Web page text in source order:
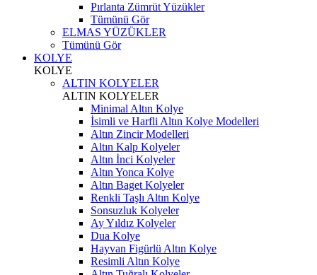
Pırlanta Zümrüt Yüzükler
Tümünü Gör
ELMAS YÜZÜKLER
Tümünü Gör
KOLYE
KOLYE
ALTIN KOLYELER
ALTIN KOLYELER
Minimal Altın Kolye
İsimli ve Harfli Altın Kolye Modelleri
Altın Zincir Modelleri
Altın Kalp Kolyeler
Altın İnci Kolyeler
Altın Yonca Kolye
Altın Baget Kolyeler
Renkli Taşlı Altın Kolye
Sonsuzluk Kolyeler
Ay Yıldız Kolyeler
Dua Kolye
Hayvan Figürlü Altın Kolye
Resimli Altın Kolye